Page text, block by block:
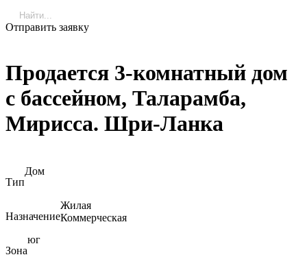
Отправить заявку
Продается 3-комнатный дом
с бассейном, Таларамба,
Мирисса. Шри-Ланка
Тип
Дом
Назначение
Жилая
Коммерческая
Зона
юг